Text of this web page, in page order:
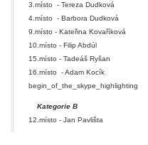
3.místo - Tereza Dudková
4.místo - Barbora Dudková
9.místo - Kateřina Kovaříková
10.místo - Filip Abdúl
15.místo - Tadeáš Ryšan
16.místo - Adam Kocík
begin_of_the_skype_highlighting
Kategorie B
12.místo - Jan Pavlišta